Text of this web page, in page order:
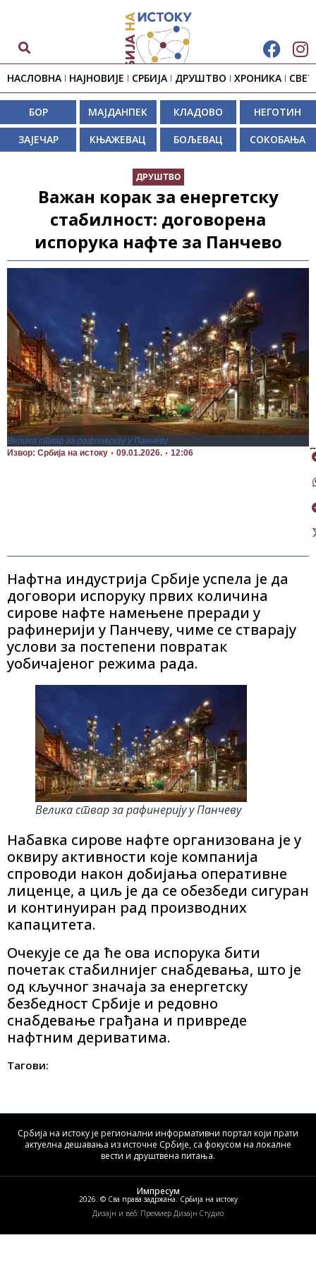
НАСЛОВНА НАЈНОВИЈЕ СРБИЈА ДРУШТВО ХРОНИКА СВЕТ
БОР МАЈДАНПЕК КЛАДОВО НЕГОТИН
ЗАЈЕЧАР КЊАЖЕВАЦ БОЉЕВАЦ СОКОБАЊА
ДРУШТВО
Важан корак за енергетску
стабилност: договорена
испорука нафте за Панчево
Велика ствар за рафинерију у Панчеву
Извор: Србија на истоку
09.01.2026. 12:06
Нафтна индустрија Србије успела је да
договори испоруку првих количина
сирове нафте намењене преради у
рафинерији у Панчеву, чиме се стварају
услови за постепени повратак
уобичајеног режима рада.
Велика ствар за рафинерију у Панчеву
Набавка сирове нафте организована је у
оквиру активности које компанија
спроводи након добијања оперативне
лиценце, а циљ је да се обезбеди сигуран
и континуиран рад производних
капацитета.
Очекује се да ће ова испорука бити
почетак стабилнијег снабдевања, што је
од кључног значаја за енергетску
безбедност Србије и редовно
снабдевање грађана и привреде
нафтним дериватима.
Тагови:
Србија на истоку је регионални информативни портал који прати
актуелна дешавања из источне Србије, са фокусом на локалне
вести и друштвена питања.
2026. © Сва права задржана. Србија на истоку
Импресум
Дизајн и веб: Премиер Дизајн Студио